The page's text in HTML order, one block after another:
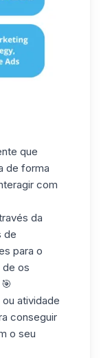
que
de forma
com
da
de
para o
de os
atividade
conseguir
o seu